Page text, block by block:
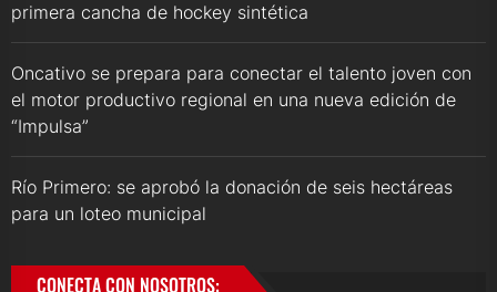
primera cancha de hockey sintética
Oncativo se prepara para conectar el talento joven con
el motor productivo regional en una nueva edición de
“Impulsa”
Río Primero: se aprobó la donación de seis hectáreas
para un loteo municipal
CONECTA CON NOSOTROS: